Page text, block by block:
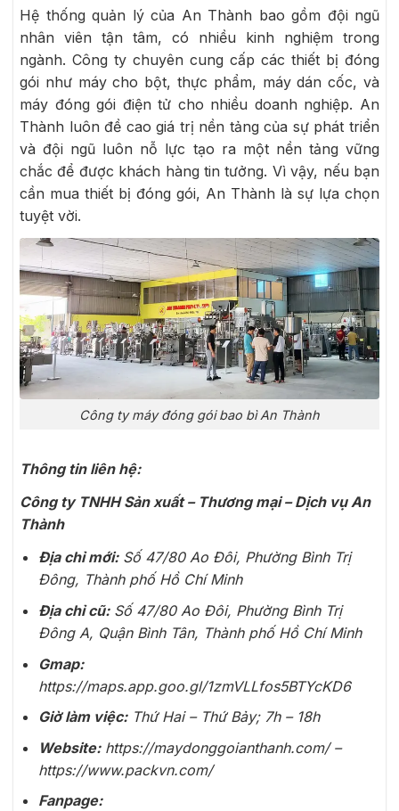
Hệ thống quản lý của An Thành bao gồm đội ngũ
nhân viên tận tâm, có nhiều kinh nghiệm trong
ngành. Công ty chuyên cung cấp các thiết bị đóng
gói như máy cho bột, thực phẩm, máy dán cốc, và
máy đóng gói điện tử cho nhiều doanh nghiệp. An
Thành luôn đề cao giá trị nền tảng của sự phát triển
và đội ngũ luôn nỗ lực tạo ra một nền tảng vững
chắc để được khách hàng tin tưởng. Vì vậy, nếu bạn
cần mua thiết bị đóng gói, An Thành là sự lựa chọn
tuyệt vời.
Công ty máy đóng gói bao bì An Thành
Thông tin liên hệ:
Công ty TNHH Sản xuất – Thương mại – Dịch vụ An
Thành
Địa chỉ mới:Số 47/80 Ao Đôi, Phường Bình Trị
Đông, Thành phố Hồ Chí Minh
Địa chỉ cũ:Số 47/80 Ao Đôi, Phường Bình Trị
Đông A, Quận Bình Tân, Thành phố Hồ Chí Minh
Gmap:
https://maps.app.goo.gl/1zmVLLfos5BTYcKD6
Giờ làm việc:Thứ Hai – Thứ Bảy; 7h – 18h
Website:https://maydonggoianthanh.com/ –
https://www.packvn.com/
Fanpage: